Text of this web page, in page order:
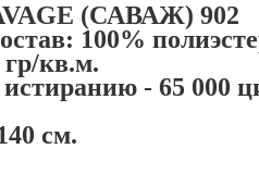
(САВАЖ) 902
100%
гр/кв.м.
- 65 000
см.